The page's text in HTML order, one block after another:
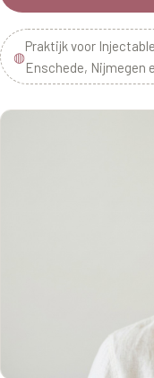
◍
Praktijk voor
Enschede, Nijmegen